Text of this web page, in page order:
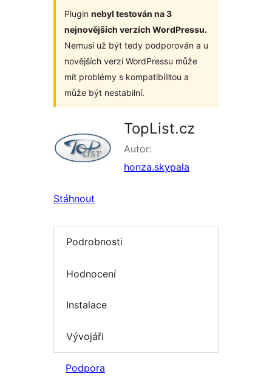
Plugin nebyl testován na 3
nejnovějších verzích WordPressu.
Nemusí už být tedy podporován a u
novějších verzí WordPressu může
mít problémy s kompatibilitou a
může být nestabilní.
TopList.cz
Autor:
honza.skypala
Stáhnout
Podrobnosti
Hodnocení
Instalace
Vývojáři
Podpora